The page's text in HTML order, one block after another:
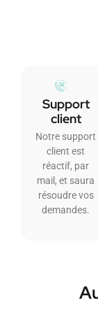
Support
client
Notre support
client est
réactif, par
mail, et saura
résoudre vos
demandes.